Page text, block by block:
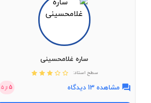
ساره غلامحسینی
سطح استاد:
مشاهده 13 دیدگاه 5 از 5